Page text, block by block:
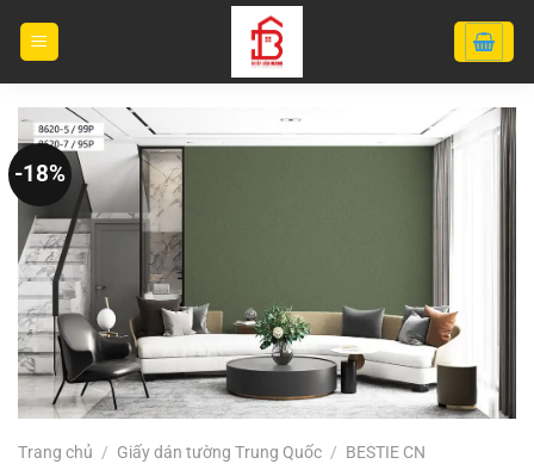
dung
-18%
Trang chủ / Giấy dán tường Trung Quốc / BESTIE CN